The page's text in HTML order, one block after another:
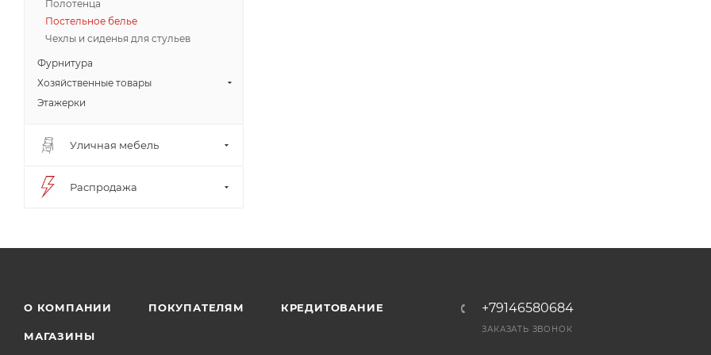
Полотенца
Постельное белье
Чехлы и сиденья для стульев
Фурнитура
Хозяйственные товары
Этажерки
Уличная мебель
Распродажа
О КОМПАНИИ ПОКУПАТЕЛЯМ КРЕДИТОВАНИЕ
МАГАЗИНЫ
+79146580684
ЗАКАЗАТЬ ЗВОНОК